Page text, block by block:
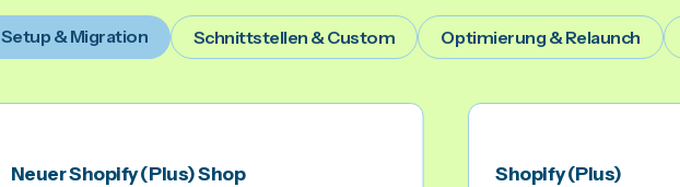
Setup & Migration Schnittstellen & Custom Optimierung & Relaunch
Neuer Shopify (Plus) Shop
Shopify (Plus)